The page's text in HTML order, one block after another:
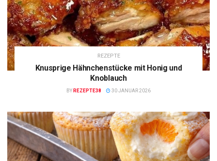
REZEPTE
Knusprige Hähnchenstücke mit Honig und
Knoblauch
BY REZEPTE38 30 JANUAR 2026